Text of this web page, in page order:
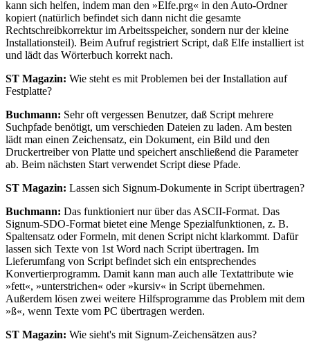
kann sich helfen, indem man den »Elfe.prg« in den Auto-Ordner
kopiert (natürlich befindet sich dann nicht die gesamte
Rechtschreibkorrektur im Arbeitsspeicher, sondern nur der kleine
Installationsteil). Beim Aufruf registriert Script, daß Elfe installiert ist
und lädt das Wörterbuch korrekt nach.
ST Magazin: Wie steht es mit Problemen bei der Installation auf
Festplatte?
Buchmann: Sehr oft vergessen Benutzer, daß Script mehrere
Suchpfade benötigt, um verschieden Dateien zu laden. Am besten
lädt man einen Zeichensatz, ein Dokument, ein Bild und den
Druckertreiber von Platte und speichert anschließend die Parameter
ab. Beim nächsten Start verwendet Script diese Pfade.
ST Magazin: Lassen sich Signum-Dokumente in Script übertragen?
Buchmann: Das funktioniert nur über das ASCII-Format. Das
Signum-SDO-Format bietet eine Menge Spezialfunktionen, z. B.
Spaltensatz oder Formeln, mit denen Script nicht klarkommt. Dafür
lassen sich Texte von 1st Word nach Script übertragen. Im
Lieferumfang von Script befindet sich ein entsprechendes
Konvertierprogramm. Damit kann man auch alle Textattribute wie
»fett«, »unterstrichen« oder »kursiv« in Script übernehmen.
Außerdem lösen zwei weitere Hilfsprogramme das Problem mit dem
»ß«, wenn Texte vom PC übertragen werden.
ST Magazin: Wie sieht's mit Signum-Zeichensätzen aus?